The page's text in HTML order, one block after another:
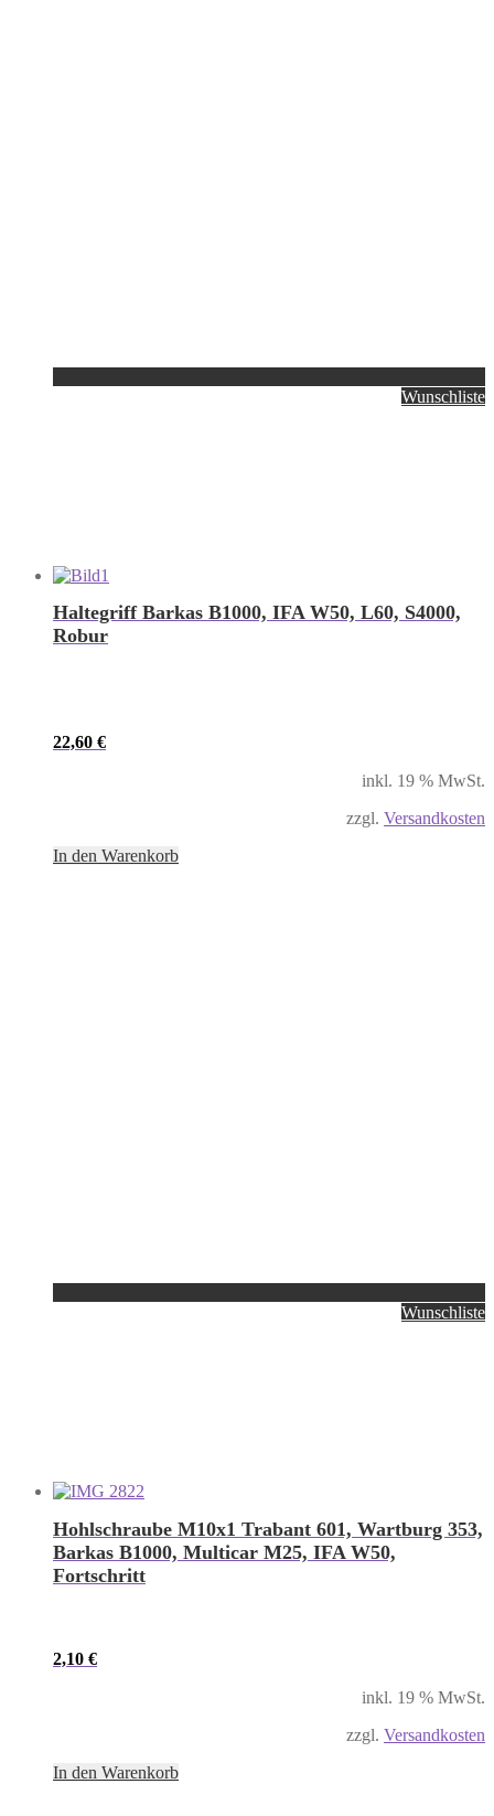
Wunschliste
Haltegriff Barkas B1000, IFA W50, L60, S4000,
Robur
22,60 €
inkl. 19 % MwSt.
zzgl. Versandkosten
In den Warenkorb
Wunschliste
Hohlschraube M10x1 Trabant 601, Wartburg 353,
Barkas B1000, Multicar M25, IFA W50,
Fortschritt
2,10 €
inkl. 19 % MwSt.
zzgl. Versandkosten
In den Warenkorb